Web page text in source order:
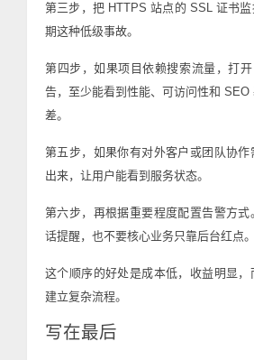
第三步，把 HTTPS 站点的 SSL 证书
期这种低级事故。
第四步，如果项目依赖搜索流量，打
告，至少能看到性能、可访问性和 SEO
差。
第五步，如果你有对外客户或团队协
出来，让用户能看到服务状态。
第六步，再根据重要程度配置告警方
话提醒，也不要核心业务只靠后台红点。
这个顺序的好处是成本低，收益明显
建立复杂流程。
写在最后